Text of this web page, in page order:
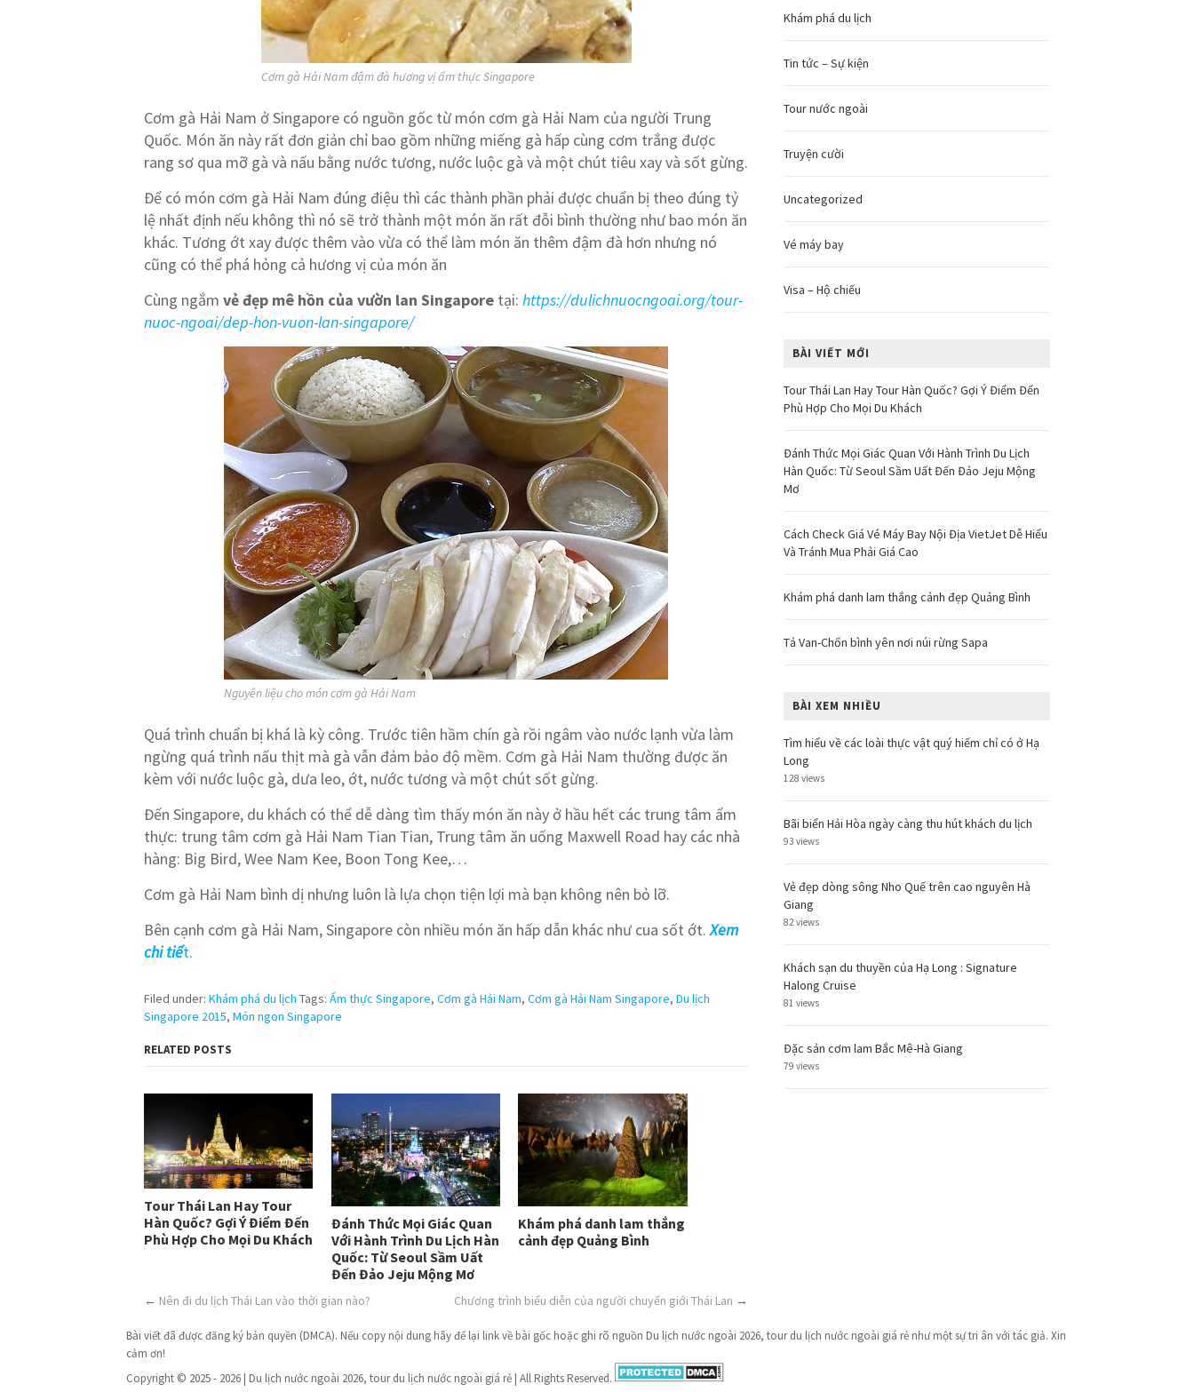
Cơm gà Hải Nam đậm đà hương vị ẩm thực Singapore
Cơm gà Hải Nam ở Singapore có nguồn gốc từ món cơm gà Hải Nam của người Trung
Quốc. Món ăn này rất đơn giản chỉ bao gồm những miếng gà hấp cùng cơm trắng được
rang sơ qua mỡ gà và nấu bằng nước tương, nước luộc gà và một chút tiêu xay và sốt gừng.
Để có món cơm gà Hải Nam đúng điệu thì các thành phần phải được chuẩn bị theo đúng tỷ
lệ nhất định nếu không thì nó sẽ trở thành một món ăn rất đỗi bình thường như bao món ăn
khác. Tương ớt xay được thêm vào vừa có thể làm món ăn thêm đậm đà hơn nhưng nó
cũng có thể phá hỏng cả hương vị của món ăn
Cùng ngắm vẻ đẹp mê hồn của vườn lan Singapore tại: https://dulichnuocngoai.org/tour-
nuoc-ngoai/dep-hon-vuon-lan-singapore/
Nguyên liệu cho món cơm gà Hải Nam
Quá trình chuẩn bị khá là kỳ công. Trước tiên hầm chín gà rồi ngâm vào nước lạnh vừa làm
ngừng quá trình nấu thịt mà gà vẫn đảm bảo độ mềm. Cơm gà Hải Nam thường được ăn
kèm với nước luộc gà, dưa leo, ớt, nước tương và một chút sốt gừng.
Đến Singapore, du khách có thể dễ dàng tìm thấy món ăn này ở hầu hết các trung tâm ẩm
thực: trung tâm cơm gà Hải Nam Tian Tian, Trung tâm ăn uống Maxwell Road hay các nhà
hàng: Big Bird, Wee Nam Kee, Boon Tong Kee,…
Cơm gà Hải Nam bình dị nhưng luôn là lựa chọn tiện lợi mà bạn không nên bỏ lỡ.
Bên cạnh cơm gà Hải Nam, Singapore còn nhiều món ăn hấp dẫn khác như cua sốt ớt.Xem
chi tiết.
Filed under: Khám phá du lịch Tags: Ẩm thực Singapore, Cơm gà Hải Nam, Cơm gà Hải Nam Singapore, Du lịch
Singapore 2015, Món ngon Singapore
RELATED POSTS
Tour Thái Lan Hay Tour
Hàn Quốc? Gợi Ý Điểm Đến
Phù Hợp Cho Mọi Du Khách
Đánh Thức Mọi Giác Quan
Với Hành Trình Du Lịch Hàn
Quốc: Từ Seoul Sầm Uất
Đến Đảo Jeju Mộng Mơ
Khám phá danh lam thắng
cảnh đẹp Quảng Bình
← Nên đi du lịch Thái Lan vào thời gian nào? Chương trình biểu diễn của người chuyển giới Thái Lan →
Khám phá du lịch
Tin tức – Sự kiện
Tour nước ngoài
Truyện cười
Uncategorized
Vé máy bay
Visa – Hộ chiếu
BÀI VIẾT MỚI
Tour Thái Lan Hay Tour Hàn Quốc? Gợi Ý Điểm Đến
Phù Hợp Cho Mọi Du Khách
Đánh Thức Mọi Giác Quan Với Hành Trình Du Lịch
Hàn Quốc: Từ Seoul Sầm Uất Đến Đảo Jeju Mộng
Mơ
Cách Check Giá Vé Máy Bay Nội Địa VietJet Dễ Hiểu
Và Tránh Mua Phải Giá Cao
Khám phá danh lam thắng cảnh đẹp Quảng Bình
Tả Van-Chốn bình yên nơi núi rừng Sapa
BÀI XEM NHIỀU
Tìm hiểu về các loài thực vật quý hiếm chỉ có ở Hạ
Long
128 views
Bãi biển Hải Hòa ngày càng thu hút khách du lịch
93 views
Vẻ đẹp dòng sông Nho Quế trên cao nguyên Hà
Giang
82 views
Khách sạn du thuyền của Hạ Long : Signature
Halong Cruise
81 views
Đặc sản cơm lam Bắc Mê-Hà Giang
79 views
Bài viết đã được đăng ký bản quyền (DMCA). Nếu copy nội dung hãy để lại link về bài gốc hoặc ghi rõ nguồn Du lịch nước ngoài 2026, tour du lịch nước ngoài giá rẻ như một sự tri ân với tác giả. Xin
cảm ơn!
Copyright © 2025 - 2026 | Du lịch nước ngoài 2026, tour du lịch nước ngoài giá rẻ | All Rights Reserved.